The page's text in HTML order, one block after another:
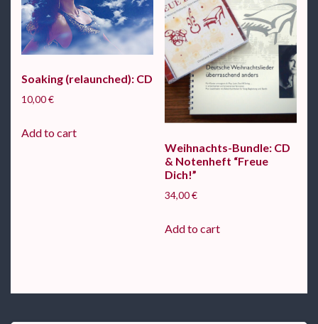
Soaking (relaunched): CD
10,00€
Add to cart
Weihnachts-Bundle: CD
& Notenheft “Freue
Dich!”
34,00€
Add to cart